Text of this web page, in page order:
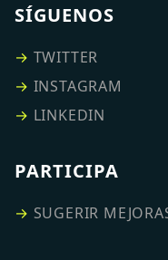
SÍGUENOS
→ TWITTER
→ INSTAGRAM
→ LINKEDIN
PARTICIPA
→ SUGERIR